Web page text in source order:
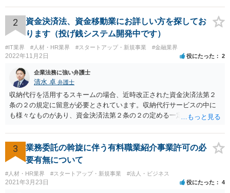
の他の法律事務を取り扱い、又はこれらの周旋をすることを業とする
ことができない。ただし、この法律又は他の法律に別段の定めがある
場合は、この限りでない。 で、自身がする場合だけでなく、弁護士で
ないものに、あっせんしたりすることも違法ですから、問題になるか
と思います。
2
資金決済法、資金移動業にお詳しい方を探してお
ります（投げ銭システム開発中です）
#IT業界 #人材・HR業界 #スタートアップ・新規事業 #金融業界
2022年11月2日 役にたった 2
企業法務に強い弁護士
清水 卓 弁護士
収納代行を活用するスキームの場合、近時改正された資金決済法第２
条の２の規定に留意が必要とされています。収納代行サービスの中に
も様々なものがあり、資金決済法第２条の２の定める一定の要件（内
ことが明らかにされました。 この資金決済法第２条の２の定める一
定の要件（内閣府令で定める要件も含む）については、該当条文を見
るだけではなかなか理解し難いところがあるかと思いますし、この掲
示板で回答するには限界がありますので、この分野に詳しそうな弁護
士の方に直接相談なさってみて下さい。 （資金決済法） 第二条の二
金銭債権を有する者（以下この条において「受取人」という。）から
3
業務委託の斡旋に伴う有料職業紹介事業許可の必
要有無について
#人材・HR業界 #スタートアップ・新規事業 #法人・ビジネス
2021年3月23日 役にたった 4